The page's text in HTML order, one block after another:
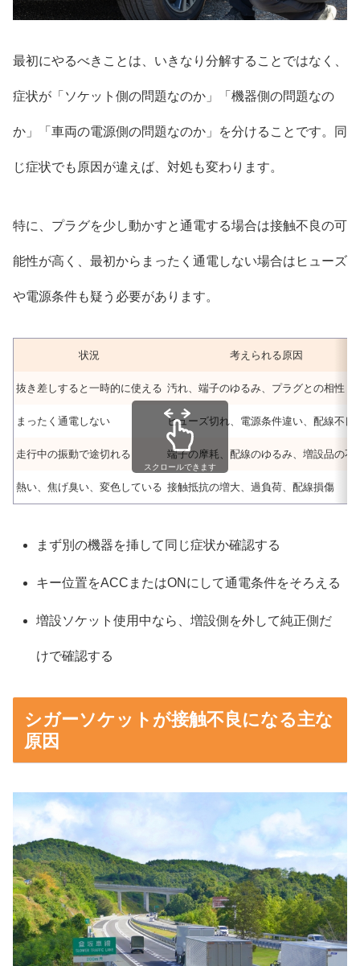
最初にやるべきことは、いきなり分解することではなく、
症状が「ソケット側の問題なのか」「機器側の問題なの
か」「車両の電源側の問題なのか」を分けることです。同
じ症状でも原因が違えば、対処も変わります。
特に、プラグを少し動かすと通電する場合は接触不良の可
能性が高く、最初からまったく通電しない場合はヒューズ
や電源条件も疑う必要があります。
状況 考えられる原因
抜き差しすると一時的に使える 汚れ、端子のゆるみ、プラグとの相性
まったく通電しない ヒューズ切れ、電源条件違い、配線不良
走行中の振動で途切れる 端子の摩耗、配線のゆるみ、増設品の不
熱い、焦げ臭い、変色している 接触抵抗の増大、過負荷、配線損傷
スクロールできます
まず別の機器を挿して同じ症状か確認する
キー位置をACCまたはONにして通電条件をそろえる
増設ソケット使用中なら、増設側を外して純正側だ
けで確認する
シガーソケットが接触不良になる主な
原因